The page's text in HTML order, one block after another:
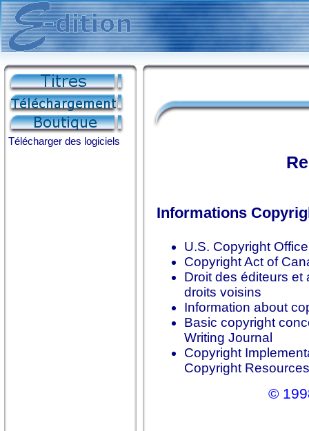
Télécharger des logiciels
Informations
U.S. Copyright
Copyright Act of
Droit des éditeurs et
droits voisins
Information about
Basic copyright
Writing Journal
Copyright
Copyright
©